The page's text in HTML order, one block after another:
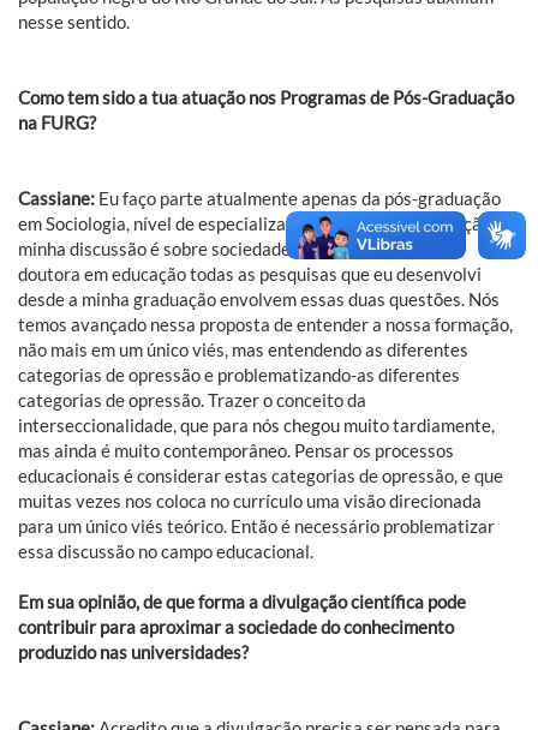
nesse sentido.
Como tem sido a tua atuação nos Programas de Pós-Graduação
na FURG?
Cassiane: Eu faço parte atualmente apenas da pós-graduação
em Sociologia, nível de especialização. Nesta terceira edição, a
minha discussão é sobre sociedade e educação. Enquanto
doutora em educação todas as pesquisas que eu desenvolvi
desde a minha graduação envolvem essas duas questões. Nós
temos avançado nessa proposta de entender a nossa formação,
não mais em um único viés, mas entendendo as diferentes
categorias de opressão e problematizando-as diferentes
categorias de opressão. Trazer o conceito da
interseccionalidade, que para nós chegou muito tardiamente,
mas ainda é muito contemporâneo. Pensar os processos
educacionais é considerar estas categorias de opressão, e que
muitas vezes nos coloca no currículo uma visão direcionada
para um único viés teórico. Então é necessário problematizar
essa discussão no campo educacional.
Em sua opinião, de que forma a divulgação científica pode
contribuir para aproximar a sociedade do conhecimento
produzido nas universidades?